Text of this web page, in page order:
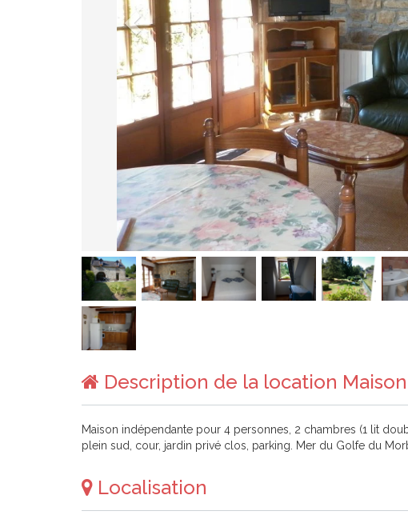
Description de la location
Maison indépendante pour 4 personnes, 2 chambres (1 lit
plein sud, cour, jardin privé clos, parking. Mer du Golfe du
Localisation